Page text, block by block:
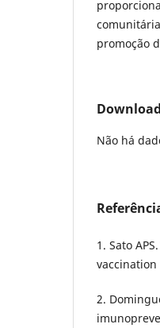
promoção
Não há
1. Sato
vaccination
2.